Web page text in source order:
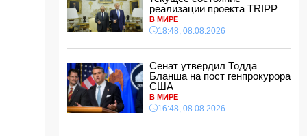
Хикмет Гаджиев: Ильхам Алиев одержал
победу и в войне, и в мире
- ВИДЕО
15:08, 08.08.2026
Пентагон рассекретил информацию о
падении НЛО с человеком внутри
15:00, 08.08.2026
Белый, черный или яркий: психолог
объяснила, как цвет автомобиля связан с
характером владельца
14:48, 08.08.2026
реализации проекта TRIPP
В МИРЕ
18:48, 08.08.2026
Сенат утвердил Тодда
Бланша на пост генпрокурора
США
В МИРЕ
16:48, 08.08.2026